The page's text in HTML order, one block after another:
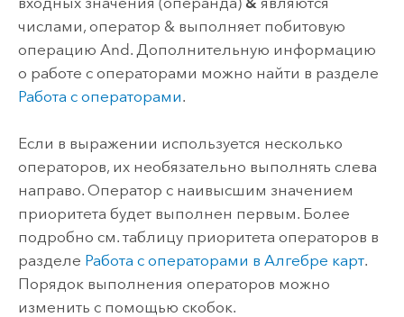
числами, оператор & выполняет побитовую
операцию And. Дополнительную информацию
о работе с операторами можно найти в разделе
Работа с операторами.
Если в выражении используется несколько
операторов, их необязательно выполнять слева
направо. Оператор с наивысшим значением
приоритета будет выполнен первым. Более
подробно см. таблицу приоритета операторов в
разделе Работа с операторами в Алгебре карт.
Порядок выполнения операторов можно
изменить с помощью скобок.